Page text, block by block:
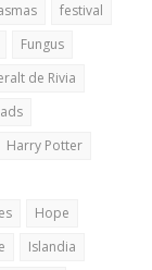
festival
Fungus
de Rivia
Harry Potter
Hope
Islandia